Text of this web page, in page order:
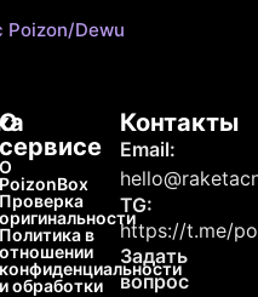
Poizon/Dewu
О
сервисе
О
PoizonBox
Проверка
оригинальности
Политика в
отношении
конфиденциальности
и обработки
Контакты
Email:
TG:
https://t.me/
Задать
вопрос